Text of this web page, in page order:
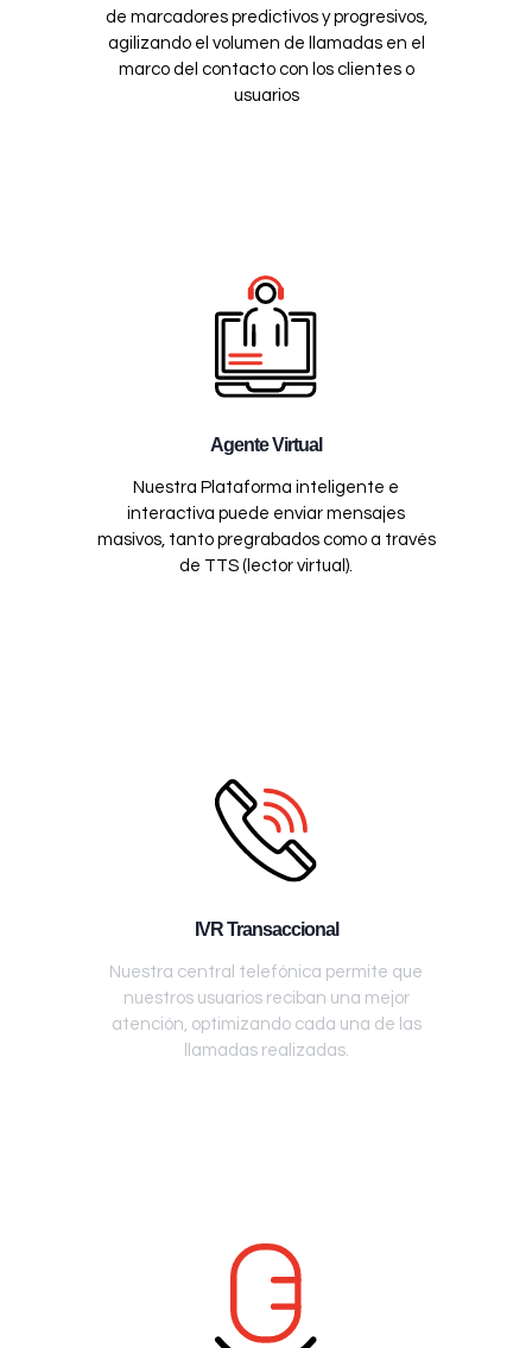
de marcadores predictivos y progresivos,
agilizando el volumen de llamadas en el
marco del contacto con los clientes o
usuarios
Agente Virtual
Nuestra Plataforma inteligente e
interactiva puede enviar mensajes
masivos, tanto pregrabados como a través
de TTS (lector virtual).
IVR Transaccional
Nuestra central telefónica permite que
nuestros usuarios reciban una mejor
atención, optimizando cada una de las
llamadas realizadas.